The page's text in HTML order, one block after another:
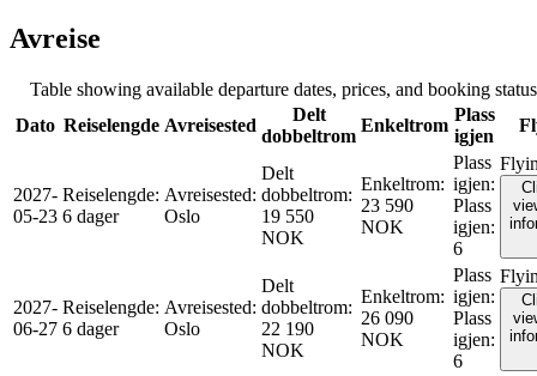
Avreise
Table showing available departure dates, prices, and booking
Dato Reiselengde Avreisested
Delt
dobbeltrom
Enkeltrom
Plass
igjen
2027-
05-23
Reiselengde:
6 dager
Avreisested:
Oslo
Delt
dobbeltrom:
19 550
NOK
Enkeltrom:
23 590
NOK
Plass
igjen:
Plass
igjen:
6
2027-
06-27
Reiselengde:
6 dager
Avreisested:
Oslo
Delt
dobbeltrom:
22 190
NOK
Enkeltrom:
26 090
NOK
Plass
igjen:
Plass
igjen:
6